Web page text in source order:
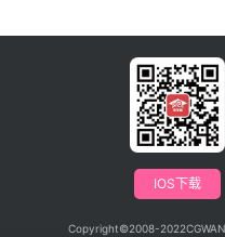
IOS下载
Copyright©2008-